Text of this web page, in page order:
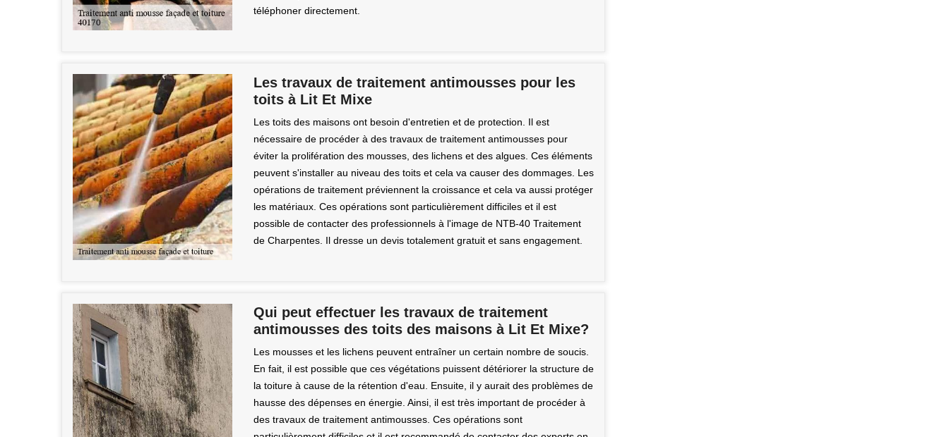
téléphoner directement.
Les travaux de traitement antimousses pour les
toits à Lit Et Mixe
Les toits des maisons ont besoin d'entretien et de protection. Il est
nécessaire de procéder à des travaux de traitement antimousses pour
éviter la prolifération des mousses, des lichens et des algues. Ces éléments
peuvent s'installer au niveau des toits et cela va causer des dommages. Les
opérations de traitement préviennent la croissance et cela va aussi protéger
les matériaux. Ces opérations sont particulièrement difficiles et il est
possible de contacter des professionnels à l'image de NTB-40 Traitement
de Charpentes. Il dresse un devis totalement gratuit et sans engagement.
Qui peut effectuer les travaux de traitement
antimousses des toits des maisons à Lit Et Mixe?
Les mousses et les lichens peuvent entraîner un certain nombre de soucis.
En fait, il est possible que ces végétations puissent détériorer la structure de
la toiture à cause de la rétention d'eau. Ensuite, il y aurait des problèmes de
hausse des dépenses en énergie. Ainsi, il est très important de procéder à
des travaux de traitement antimousses. Ces opérations sont